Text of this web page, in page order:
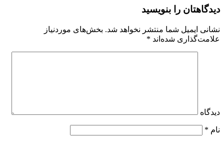
دیدگاهتان را بنویسید
نشانی ایمیل شما منتشر نخواهد شد. بخش‌های موردنیاز
علامت‌گذاری شده‌اند *
دیدگاه
نام *